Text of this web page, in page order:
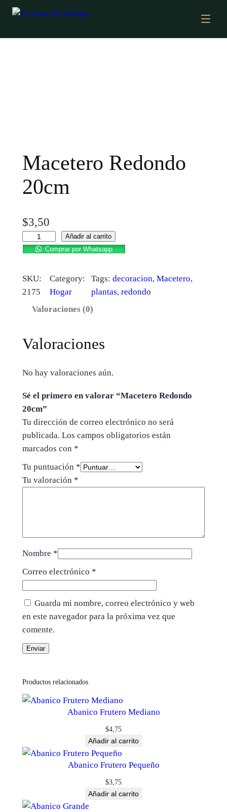
Macetero Redondo
20cm
$3,50
Añadir al carrito
Comprar por Whatsapp
SKU:
2175
Category:
Hogar
Tags:decoracion, Macetero
plantas, redondo
Valoraciones (0)
Valoraciones
No hay valoraciones aún.
Sé el primero en valorar “Macetero Redondo
20cm”
Tu dirección de correo electrónico no será
publicada. Los campos obligatorios están
marcados con *
Tu puntuación *
Tu valoración *
Nombre *
Correo electrónico *
Guarda mi nombre, correo electrónico y web
en este navegador para la próxima vez que
comente.
Productos relacionados
Abanico Frutero Mediano
$4,75
Añadir al carrito
Abanico Frutero Pequeño
$3,75
Añadir al carrito